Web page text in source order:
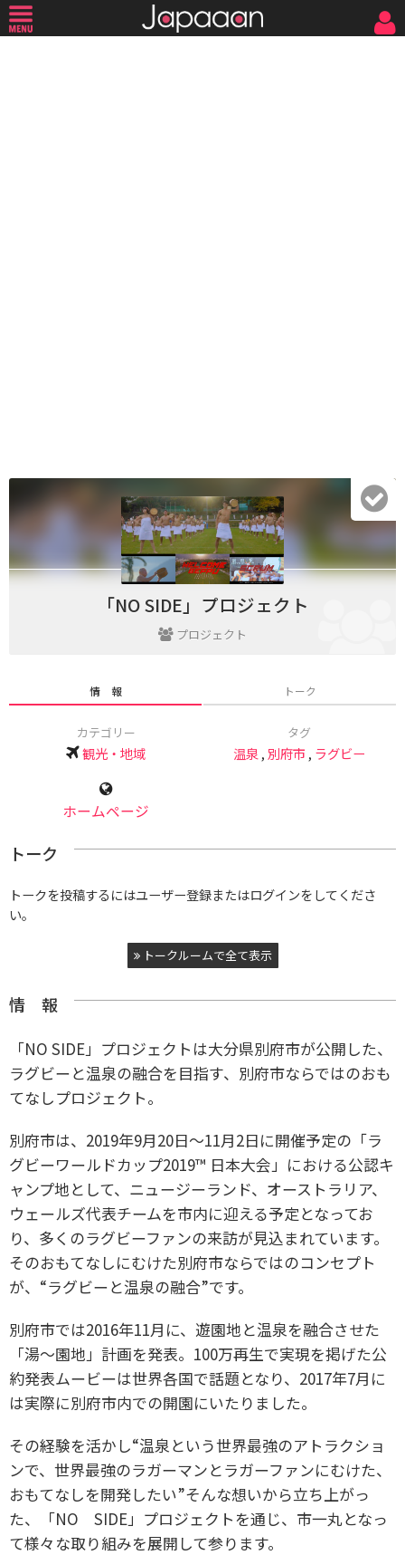
「NO SIDE」プロジェクト
プロジェクト
情 報 トーク
カテゴリー
観光・地域
タグ
温泉 , 別府市 , ラグビー
ホームページ
トーク
トークを投稿するにはユーザー登録またはログインをしてくださ
い。
トークルームで全て表示
情 報
「NO SIDE」プロジェクトは大分県別府市が公開した、
ラグビーと温泉の融合を目指す、別府市ならではのおも
てなしプロジェクト。
別府市は、2019年9月20日〜11月2日に開催予定の「ラ
グビーワールドカップ2019™ 日本大会」における公認キ
ャンプ地として、ニュージーランド、オーストラリア、
ウェールズ代表チームを市内に迎える予定となってお
り、多くのラグビーファンの来訪が見込まれています。
そのおもてなしにむけた別府市ならではのコンセプト
が、“ラグビーと温泉の融合”です。
別府市では2016年11月に、遊園地と温泉を融合させた
「湯〜園地」計画を発表。100万再生で実現を掲げた公
約発表ムービーは世界各国で話題となり、2017年7月に
は実際に別府市内での開園にいたりました。
その経験を活かし“温泉という世界最強のアトラクショ
ンで、世界最強のラガーマンとラガーファンにむけた、
おもてなしを開発したい”そんな想いから立ち上がっ
た、「NO SIDE」プロジェクトを通じ、市一丸となっ
て様々な取り組みを展開して参ります。